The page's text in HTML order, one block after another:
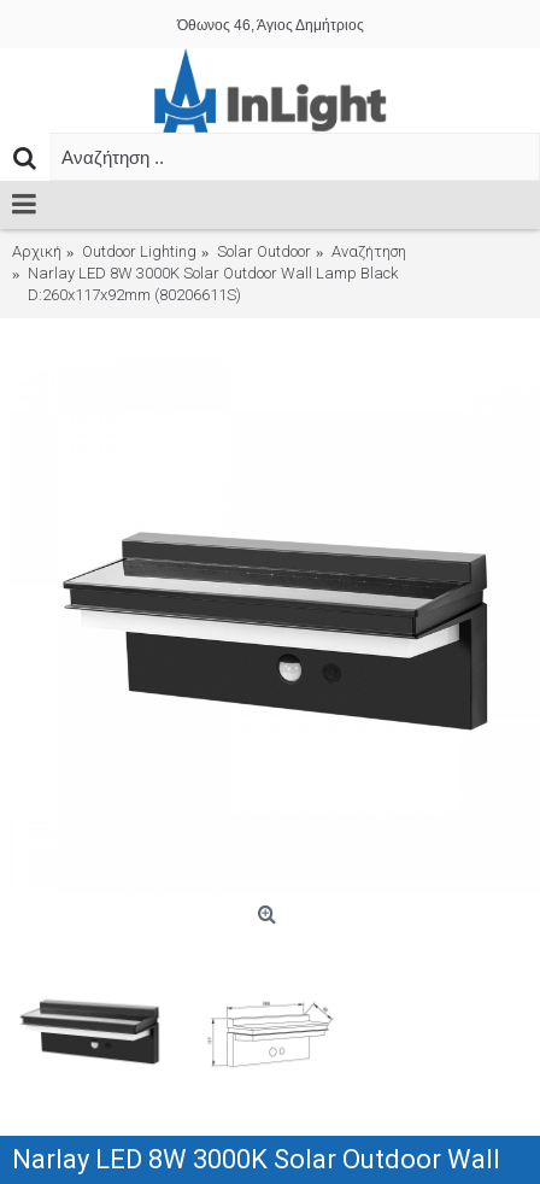
Όθωνος 46, Άγιος Δημήτριος
Αρχική Outdoor Lighting Solar Outdoor
Αναζήτηση
Narlay LED 8W 3000K Solar Outdoor Wall Lamp Black
D:260x117x92mm (80206611S)
Narlay LED 8W 3000K Solar Outdoor Wall